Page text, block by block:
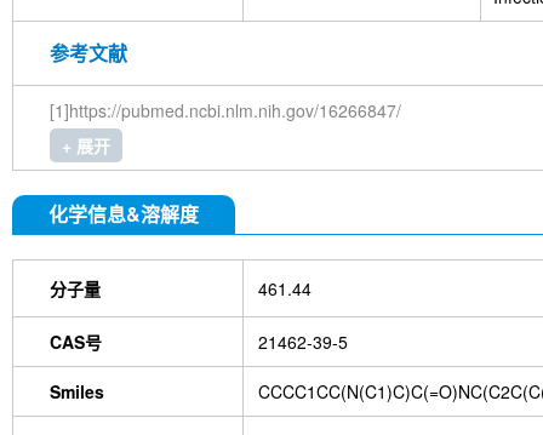
参考文献
[1]https://pubmed.ncbi.nlm.nih.gov/16266847/
+ 展开
化学信息&溶解度
分子量 461.44
CAS号 21462-39-5
Smiles